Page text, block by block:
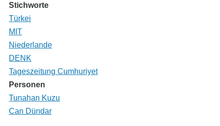
Stichworte
Türkei
MIT
Niederlande
DENK
Tageszeitung Cumhuriyet
Personen
Tunahan Kuzu
Can Dündar